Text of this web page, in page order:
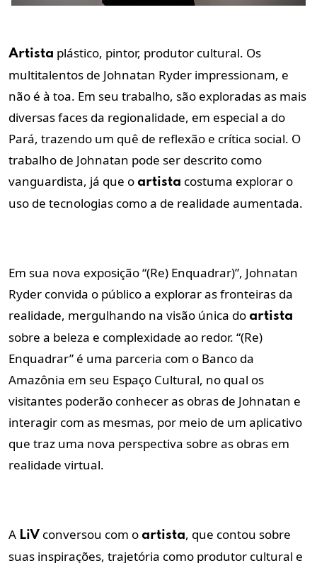
Artista plástico, pintor, produtor cultural. Os
multitalentos de Johnatan Ryder impressionam, e
não é à toa. Em seu trabalho, são exploradas as mais
diversas faces da regionalidade, em especial a do
Pará, trazendo um quê de reflexão e crítica social. O
trabalho de Johnatan pode ser descrito como
vanguardista, já que o artista costuma explorar o
uso de tecnologias como a de realidade aumentada.
Em sua nova exposição “(Re) Enquadrar)”, Johnatan
Ryder convida o público a explorar as fronteiras da
realidade, mergulhando na visão única do artista
sobre a beleza e complexidade ao redor. “(Re)
Enquadrar” é uma parceria com o Banco da
Amazônia em seu Espaço Cultural, no qual os
visitantes poderão conhecer as obras de Johnatan e
interagir com as mesmas, por meio de um aplicativo
que traz uma nova perspectiva sobre as obras em
realidade virtual.
A LiV conversou com o artista, que contou sobre
suas inspirações, trajetória como produtor cultural e